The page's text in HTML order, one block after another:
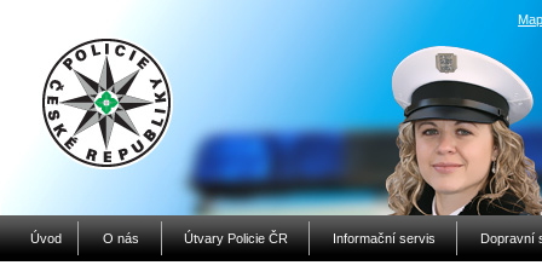
Úvod O nás Útvary Policie ČR Informační servis Dopravní